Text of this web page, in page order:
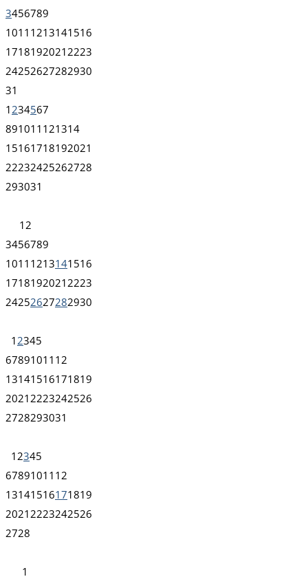
3456789
1011 1213141516
1718192021 2223
24252627282930
31
1 234567
891011 121314
15161718192021
22232425262728
293031
1 2
3456789
1011 1213141516
1718192021 2223
24252627282930
1 2345
67891011 12
13141516171819
2021 2223242526
2728293031
1 2345
67891011 12
13141516171819
2021 2223242526
2728
1